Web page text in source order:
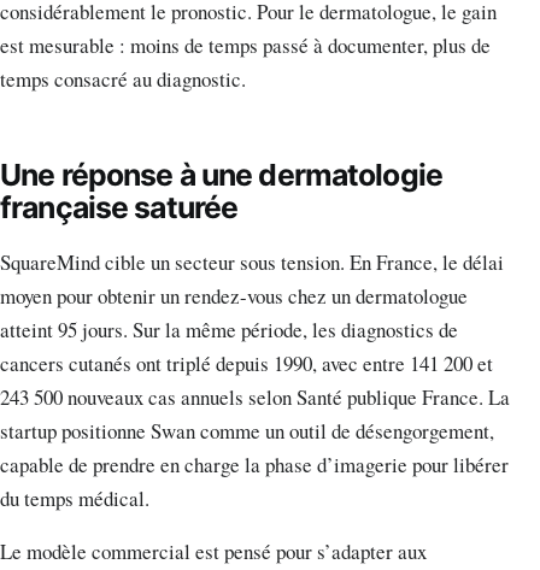
considérablement le pronostic. Pour le dermatologue, le gain
est mesurable : moins de temps passé à documenter, plus de
temps consacré au diagnostic.
Une réponse à une dermatologie
française saturée
SquareMind cible un secteur sous tension. En France, le délai
moyen pour obtenir un rendez-vous chez un dermatologue
atteint 95 jours. Sur la même période, les diagnostics de
cancers cutanés ont triplé depuis 1990, avec entre 141 200 et
243 500 nouveaux cas annuels selon Santé publique France. La
startup positionne Swan comme un outil de désengorgement,
capable de prendre en charge la phase d’imagerie pour libérer
du temps médical.
Le modèle commercial est pensé pour s’adapter aux